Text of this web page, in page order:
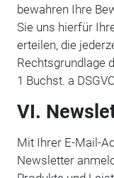
bewahren Ihre
Sie uns hierfür
erteilen, die
Rechtsgrundlage
1 Buchst. a
VI.
Mit Ihrer E-Mail-
Newsletter